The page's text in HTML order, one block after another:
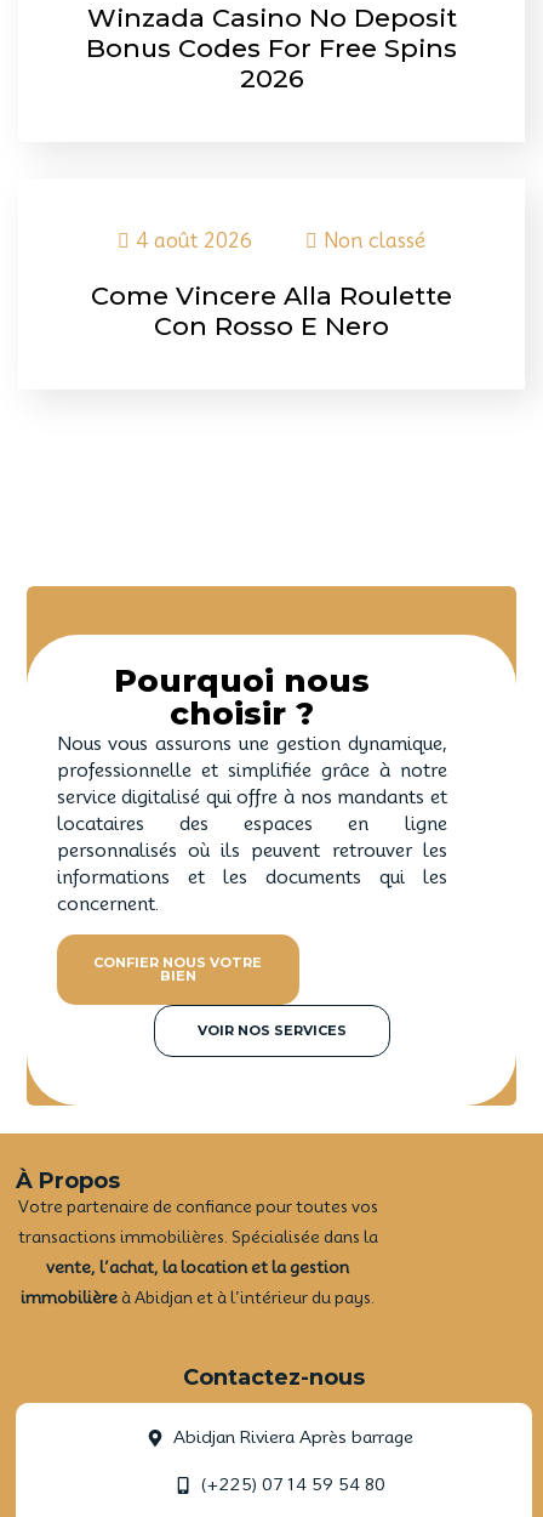
Winzada Casino No Deposit
Bonus Codes For Free Spins
2026
4 août 2026 Non classé
Come Vincere Alla Roulette
Con Rosso E Nero
Pourquoi nous
choisir ?
Nous vous assurons une gestion dynamique,
professionnelle et simplifiée grâce à notre
service digitalisé qui offre à nos mandants et
locataires des espaces en ligne
personnalisés où ils peuvent retrouver les
informations et les documents qui les
concernent.
CONFIER NOUS VOTRE
BIEN
VOIR NOS SERVICES
À Propos
Votre partenaire de confiance pour toutes vos
transactions immobilières. Spécialisée dans la
vente, l’achat, la location et la gestion
immobilière à Abidjan et à l’intérieur du pays.
Contactez-nous
Abidjan Riviera Après barrage
(+225) 07 14 59 54 80